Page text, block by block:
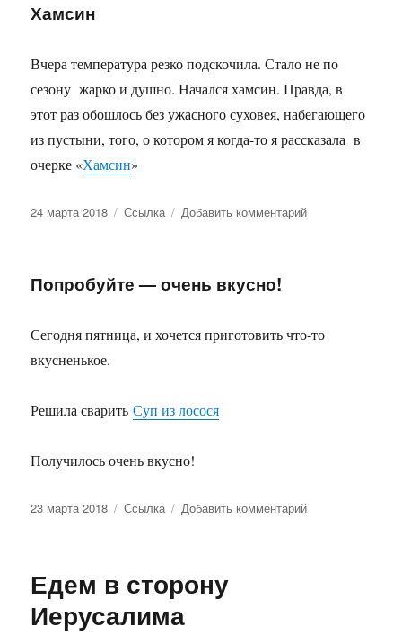
Хамсин
Вчера температура резко подскочила. Стало не по
сезону жарко и душно. Начался хамсин. Правда, в
этот раз обошлось без ужасного суховея, набегающего
из пустыни, того, о котором я когда-то я рассказала в
очерке «Хамсин»
Опубликовано
24 марта 2018 Формат
Ссылка Добавить комментарийк
Попробуйте — очень вкусно!
Сегодня пятница, и хочется приготовить что-то
вкусненькое.
Решила сваритьСуп из лосося
Получилось очень вкусно!
Опубликовано
23 марта 2018 Формат
Ссылка Добавить комментарийк
Едем в сторону
Иерусалима